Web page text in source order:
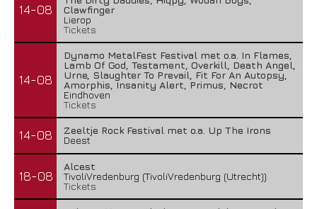
14-08
Clawfinger
Lierop
Tickets
14-08
Dynamo MetalFest Festival met o.a. In Flames,
Lamb Of God, Testament, Overkill, Death Angel,
Urne, Slaughter To Prevail, Fit For An Autopsy,
Amorphis, Insanity Alert, Primus, Necrot
Eindhoven
Tickets
14-08
Zeeltje Rock Festival met o.a. Up The Irons
Deest
18-08
Alcest
TivoliVredenburg (TivoliVredenburg (Utrecht))
Tickets